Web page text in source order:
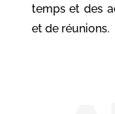
temps et des
et de réunions.